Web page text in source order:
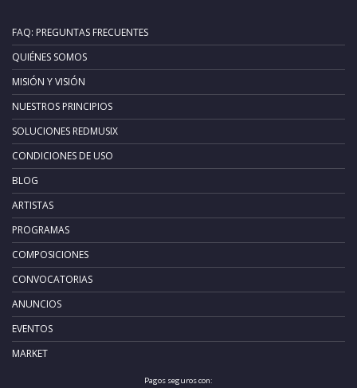
FAQ: PREGUNTAS FRECUENTES
QUIÉNES SOMOS
MISIÓN Y VISIÓN
NUESTROS PRINCIPIOS
SOLUCIONES REDMUSIX
CONDICIONES DE USO
BLOG
ARTISTAS
PROGRAMAS
COMPOSICIONES
CONVOCATORIAS
ANUNCIOS
EVENTOS
MARKET
Pagos seguros con: